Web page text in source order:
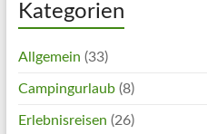
Kategorien
Allgemein (33)
Campingurlaub(8)
Erlebnisreisen (26)